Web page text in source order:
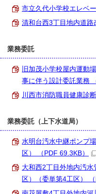
市立久代小学校エレベ
清和台西3丁目地内道路
業務委託
旧加茂小学校屋内運動
事に伴う設計委託業務
川西市消防職員健康診
業務委託（上下水道局）
水明台汚水中継ポンプ
区） （PDF 69.3KB）
大和西2丁目外地内汚
区）（委単第4工区）